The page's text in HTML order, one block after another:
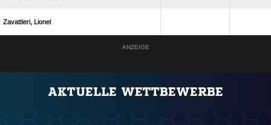
 
ANZEIGE
AKTUELLE WETTBEWERBE